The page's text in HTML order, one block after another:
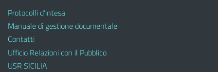
Protocolli d’intesa
Manuale di gestione documentale
Contatti
Ufficio Relazioni con il Pubblico
USR SICILIA